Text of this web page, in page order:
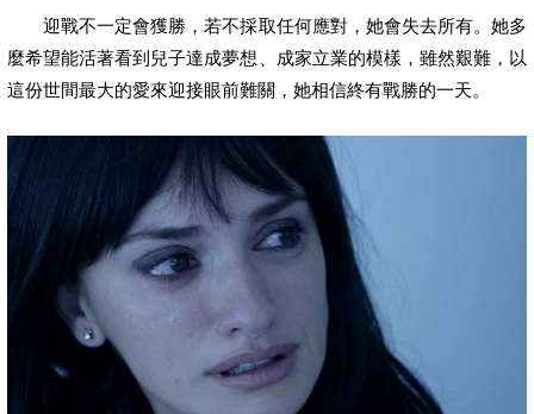
迎戰不一定會獲勝，若不採取任何應對，她會失去所有。她多
麼希望能活著看到兒子達成夢想、成家立業的模樣，雖然艱難，以
這份世間最大的愛來迎接眼前難關，她相信終有戰勝的一天。